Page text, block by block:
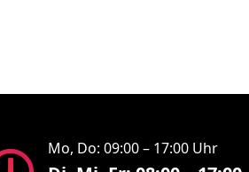
Mo, Do: 09:00 – 17:00 Uhr